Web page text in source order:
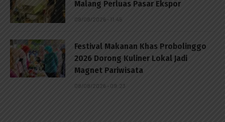
Malang Perluas Pasar Ekspor
08/08/2026 - 11:45
Festival Makanan Khas Probolinggo
2026 Dorong Kuliner Lokal Jadi
Magnet Pariwisata
08/08/2026 - 09:23